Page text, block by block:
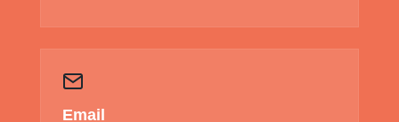
Email